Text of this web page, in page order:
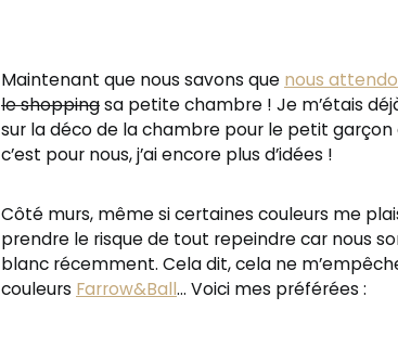
Maintenant que nous savons que nous
le shoppingsa petite chambre ! Je m’étais
sur la déco de la chambre pour le petit
c’est pour nous, j’ai encore plus d’idées !
Côté murs, même si certaines couleurs me
prendre le risque de tout repeindre car nous
blanc récemment. Cela dit, cela ne
couleurs Farrow&Ball… Voici mes préférées :